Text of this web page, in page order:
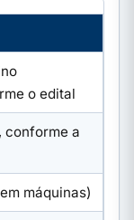
o edital
conforme a
máquinas)